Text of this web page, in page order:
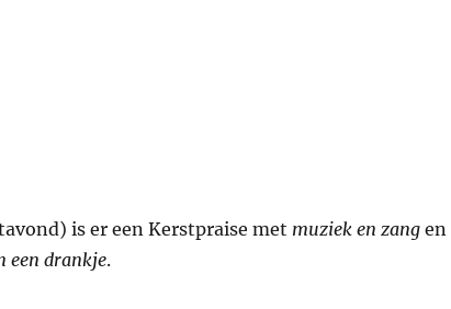
is er een Kerstpraise met muziek en zang en
een drankje.